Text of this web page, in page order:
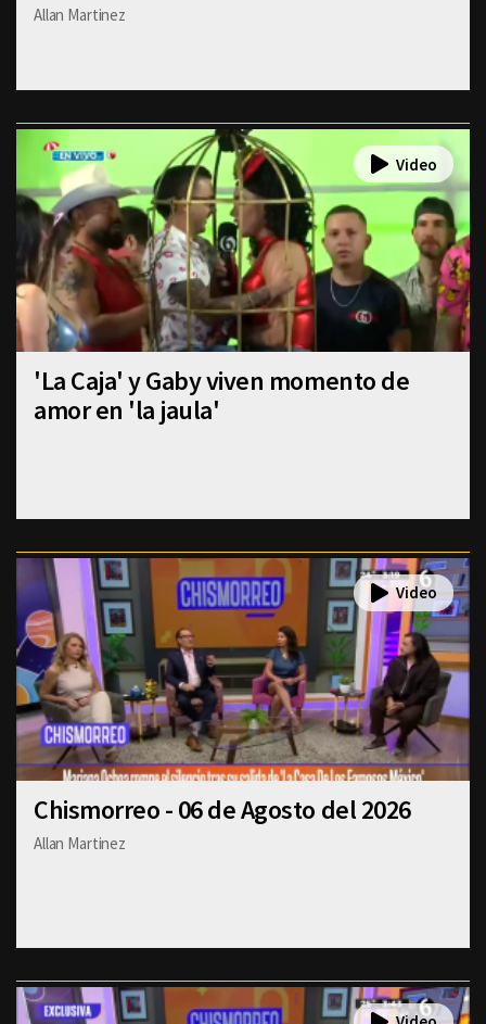
Allan Martinez
'La Caja' y Gaby viven momento de
amor en 'la jaula'
Chismorreo - 06 de Agosto del 2026
Allan Martinez